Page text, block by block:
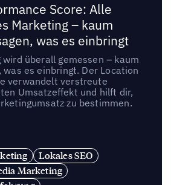
Score: Alle
Marketing – kaum
was es einbringt
überall gemessen – kaum
was es einbringt. Der Location
verwandelt verstreute
Umsatzeffekt und hilft dir,
zu bestimmen.
Lokales SEO
Marketing